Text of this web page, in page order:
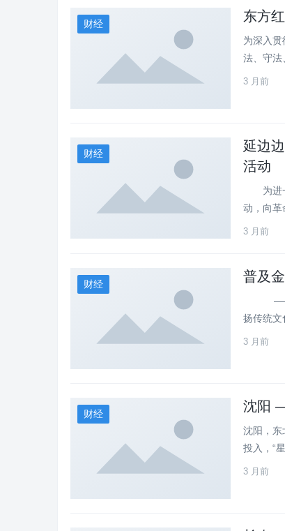
财经 东方
为深入
法、守
3 月前
财经
延边
活动
为进一
动，向
3 月前
财经 普及
——建信
扬传统
3 月前
财经 沈阳
沈阳，东
投入，“
3 月前